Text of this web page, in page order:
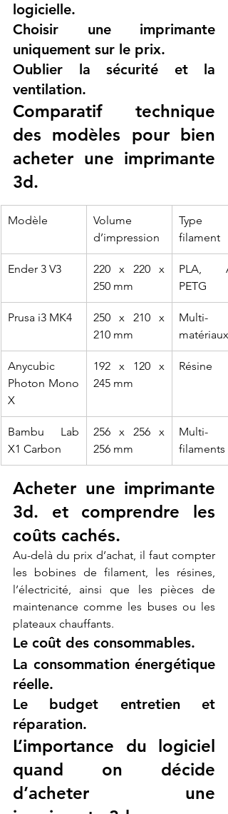
logicielle.
Choisir une imprimante
uniquement sur le prix.
Oublier la sécurité et la
ventilation.
Comparatif technique
des modèles pour bien
acheter une imprimante
3d.
Modèle
Volume
d’impression
Type
filament
Ender 3 V3
220 x 220 x
250 mm
PLA,
PETG
Prusa i3 MK4
250 x 210 x
210 mm
Multi-
matériaux
Anycubic
Photon Mono
X
192 x 120 x
245 mm
Résine
Bambu Lab
X1 Carbon
256 x 256 x
256 mm
Multi-
filaments
Acheter une imprimante
3d. et comprendre les
coûts cachés.
Au-delà du prix d’achat, il faut compter
les bobines de filament, les résines,
l’électricité, ainsi que les pièces de
maintenance comme les buses ou les
plateaux chauffants.
Le coût des consommables.
La consommation énergétique
réelle.
Le budget entretien et
réparation.
L’importance du logiciel
quand on décide
d’acheter une